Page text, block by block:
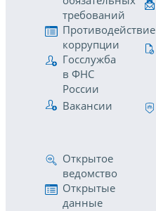
требований
Противодействие
коррупции
Госслужба
в ФНС
России
Вакансии
Открытое
ведомство
Открытые
данные